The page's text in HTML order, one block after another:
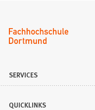
SERVICES
QUICKLINKS